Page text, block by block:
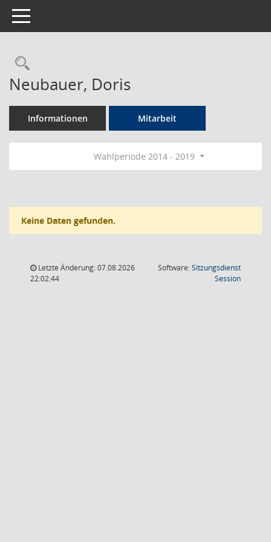
Toggle navigation
Rechercheauswahl
Neubauer, Doris
Informationen Mitarbeit
Wahlperiode 2014 - 2019
Keine Daten gefunden.
Letzte Änderung: 07.08.2026
22:02:44
Software:Sitzungsdienst
Session(Wird in